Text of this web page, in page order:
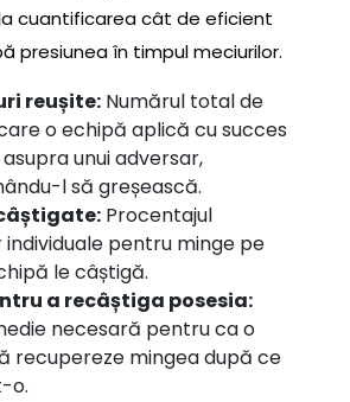
cuantificarea cât de eficient
presiunea în timpul meciurilor.
reușite: Numărul total de
o echipă aplică cu succes
unui adversar,
l să greșească.
Procentajul
pentru minge pe
le câștigă.
a recâștiga posesia:
necesară pentru ca o
recupereze mingea după ce
o.